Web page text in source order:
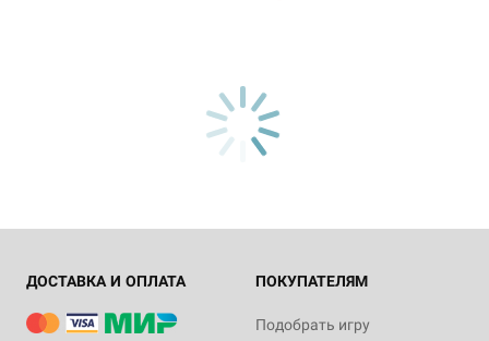
ДОСТАВКА И ОПЛАТА ПОКУПАТЕЛЯМ
Подобрать игру